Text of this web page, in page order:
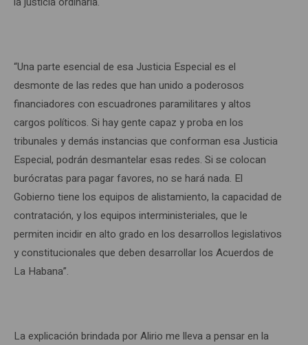
“Una parte esencial de esa Justicia Especial es el
desmonte de las redes que han unido a poderosos
financiadores con escuadrones paramilitares y altos
cargos políticos. Si hay gente capaz y proba en los
tribunales y demás instancias que conforman esa Justicia
Especial, podrán desmantelar esas redes. Si se colocan
burócratas para pagar favores, no se hará nada. El
Gobierno tiene los equipos de alistamiento, la capacidad de
contratación, y los equipos interministeriales, que le
permiten incidir en alto grado en los desarrollos legislativos
y constitucionales que deben desarrollar los Acuerdos de
La Habana”.
La explicación brindada por Alirio me lleva a pensar en la